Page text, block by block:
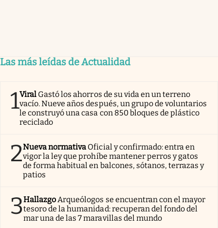
Las más leídas de Actualidad
1Viral Gastó los ahorros de su vida en un terreno
vacío. Nueve años después, un grupo de voluntarios
le construyó una casa con 850 bloques de plástico
reciclado
2Nueva normativa Oficial y confirmado: entra en
vigor la ley que prohíbe mantener perros y gatos
de forma habitual en balcones, sótanos, terrazas y
patios
3HallazgoArqueólogos se encuentran con el mayor
tesoro de la humanidad: recuperan del fondo del
mar una de las 7 maravillas del mundo